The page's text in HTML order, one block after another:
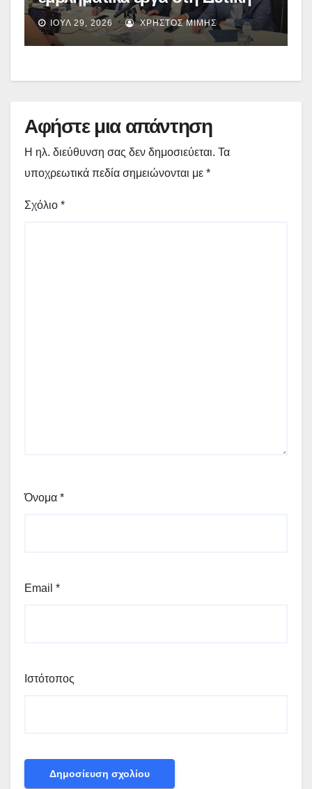
Μακεδονία: Ο απολογισμός του
Γιώργου Αμανατίδη μετά την
κυβερνητική περιοδεία –
ΙΟΎΛ 29, 2026 ΧΡΉΣΤΟΣ ΜΊΜΗΣ
Αφήστε μια απάντηση
Η ηλ. διεύθυνση σας δεν δημοσιεύεται. Τα
υποχρεωτικά πεδία σημειώνονται με *
Σχόλιο *
Όνομα *
Email *
Ιστότοπος